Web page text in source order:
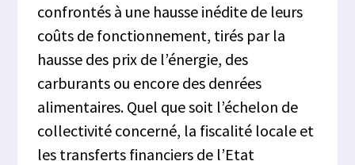
confrontés à une hausse inédite de leurs
coûts de fonctionnement, tirés par la
hausse des prix de l’énergie, des
carburants ou encore des denrées
alimentaires. Quel que soit l’échelon de
collectivité concerné, la fiscalité locale et
les transferts financiers de l’Etat